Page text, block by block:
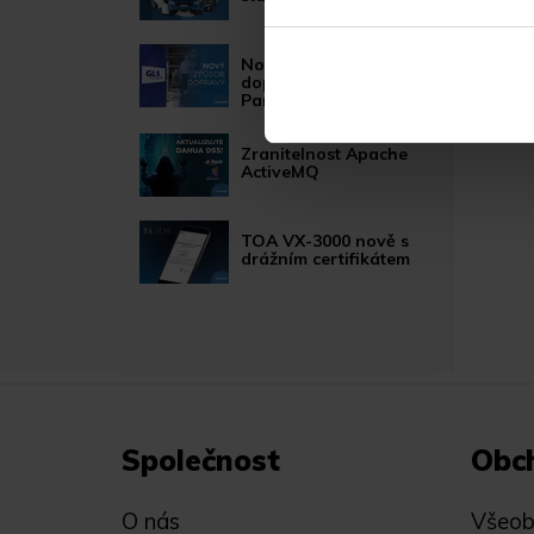
Nový způsob
dopravy GLS
ParcelShop!
Zranitelnost Apache
ActiveMQ
TOA VX-3000 nově s
drážním certifikátem
Společnost
O nás